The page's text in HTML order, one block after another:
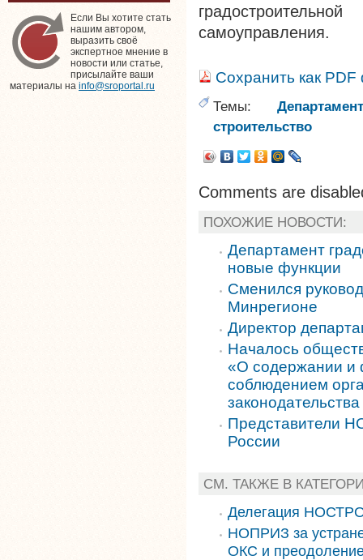
Если Вы хотите стать
нашим автором,
выразить своё
экспертное мнение в
новости или статье,
присылайте ваши
материалы на info@sroportal.ru
самоуправления.
Сохранить как
Темы:
строительство
Comments are
ПОХОЖИЕ НОВОСТИ:
Департамент
новые функции
Сменился
Минрегионе
Директор
Началось
«О содержании и
соблюдением
Представители
России
СМ. ТАКЖЕ В
Делегация
НОПРИЗ за
ОКС и